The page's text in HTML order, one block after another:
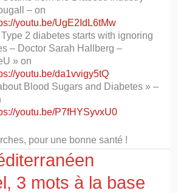
– on
youtu.be/UgE2IdL6tMw
2 diabetes starts with ignoring
– Doctor Sarah Hallberg –
» on
youtu.be/da1vvigy5tQ
Blood Sugars and Diabetes » –
youtu.be/P7fHYSyvxU0
pour une bonne santé !
3 mots à la base